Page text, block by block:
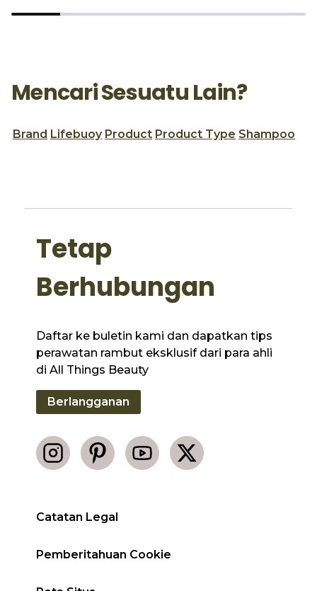
Mencari Sesuatu Lain?
Brand Lifebuoy Product Product Type Shampoo
Catatan Legal
Pemberitahuan Cookie
Tetap
Berhubungan
Daftar ke buletin kami dan dapatkan tips
perawatan rambut eksklusif dari para ahli
di All Things Beauty
Berlangganan